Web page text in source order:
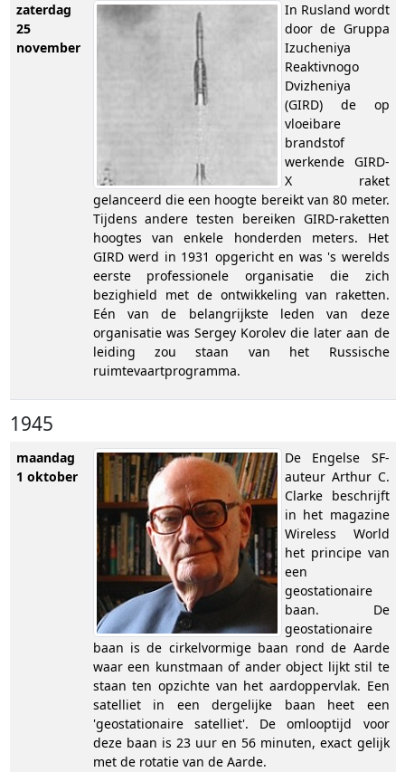
zaterdag
25
november
In Rusland wordt
door de Gruppa
Izucheniya
Reaktivnogo
Dvizheniya
(GIRD) de op
vloeibare
brandstof
werkende GIRD-
X raket
gelanceerd die een hoogte bereikt van 80 meter.
Tijdens andere testen bereiken GIRD-raketten
hoogtes van enkele honderden meters. Het
GIRD werd in 1931 opgericht en was 's werelds
eerste professionele organisatie die zich
bezighield met de ontwikkeling van raketten.
Eén van de belangrijkste leden van deze
organisatie was Sergey Korolev die later aan de
leiding zou staan van het Russische
ruimtevaartprogramma.
1945
maandag
1 oktober
De Engelse SF-
auteur Arthur C.
Clarke beschrijft
in het magazine
Wireless World
het principe van
een
geostationaire
baan. De
geostationaire
baan is de cirkelvormige baan rond de Aarde
waar een kunstmaan of ander object lijkt stil te
staan ten opzichte van het aardoppervlak. Een
satelliet in een dergelijke baan heet een
'geostationaire satelliet'. De omlooptijd voor
deze baan is 23 uur en 56 minuten, exact gelijk
met de rotatie van de Aarde.